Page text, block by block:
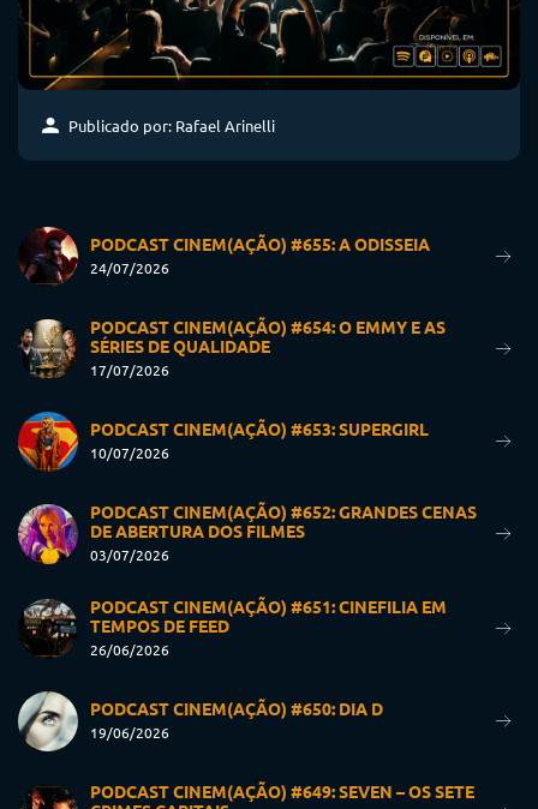
Publicado por: Rafael Arinelli
PODCAST CINEM(AÇÃO) #655: A ODISSEIA
24/07/2026
PODCAST CINEM(AÇÃO) #654: O EMMY E AS
SÉRIES DE QUALIDADE
17/07/2026
PODCAST CINEM(AÇÃO) #653: SUPERGIRL
10/07/2026
PODCAST CINEM(AÇÃO) #652: GRANDES CENAS
DE ABERTURA DOS FILMES
03/07/2026
PODCAST CINEM(AÇÃO) #651: CINEFILIA EM
TEMPOS DE FEED
26/06/2026
PODCAST CINEM(AÇÃO) #650: DIA D
19/06/2026
PODCAST CINEM(AÇÃO) #649: SEVEN – OS SETE